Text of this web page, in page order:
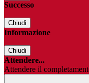
Successo
Chiudi
Informazione
Chiudi
Attendere...
Attendere il